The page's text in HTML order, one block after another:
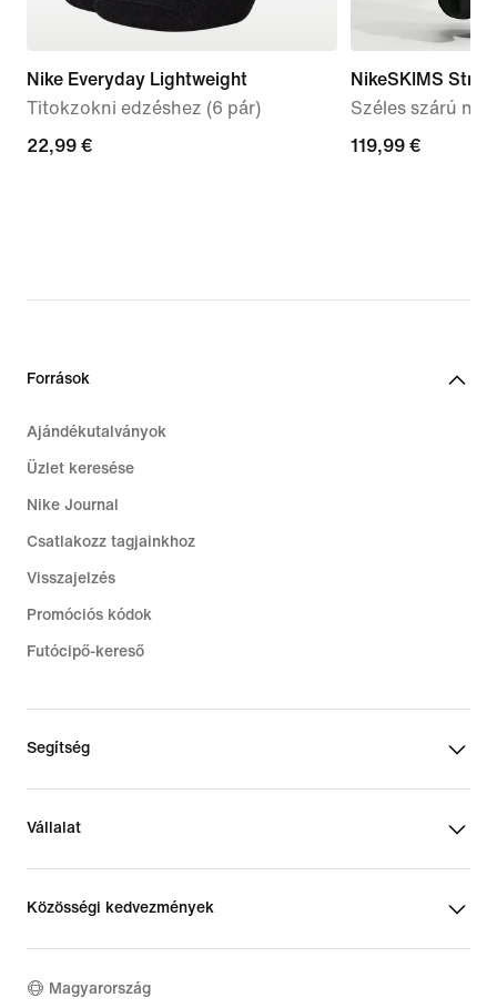
Nike Everyday Lightweight
Titokzokni edzéshez (6 pár)
22,99
22,99 €
NikeSKIMS
Széles szárú női
119,99
119,99 €
Források
Ajándékutalványok
Üzlet keresése
Nike Journal
Csatlakozz tagjainkhoz
Visszajelzés
Promóciós kódok
Futócipő-kereső
Segítség
Vállalat
Közösségi kedvezmények
Magyarország